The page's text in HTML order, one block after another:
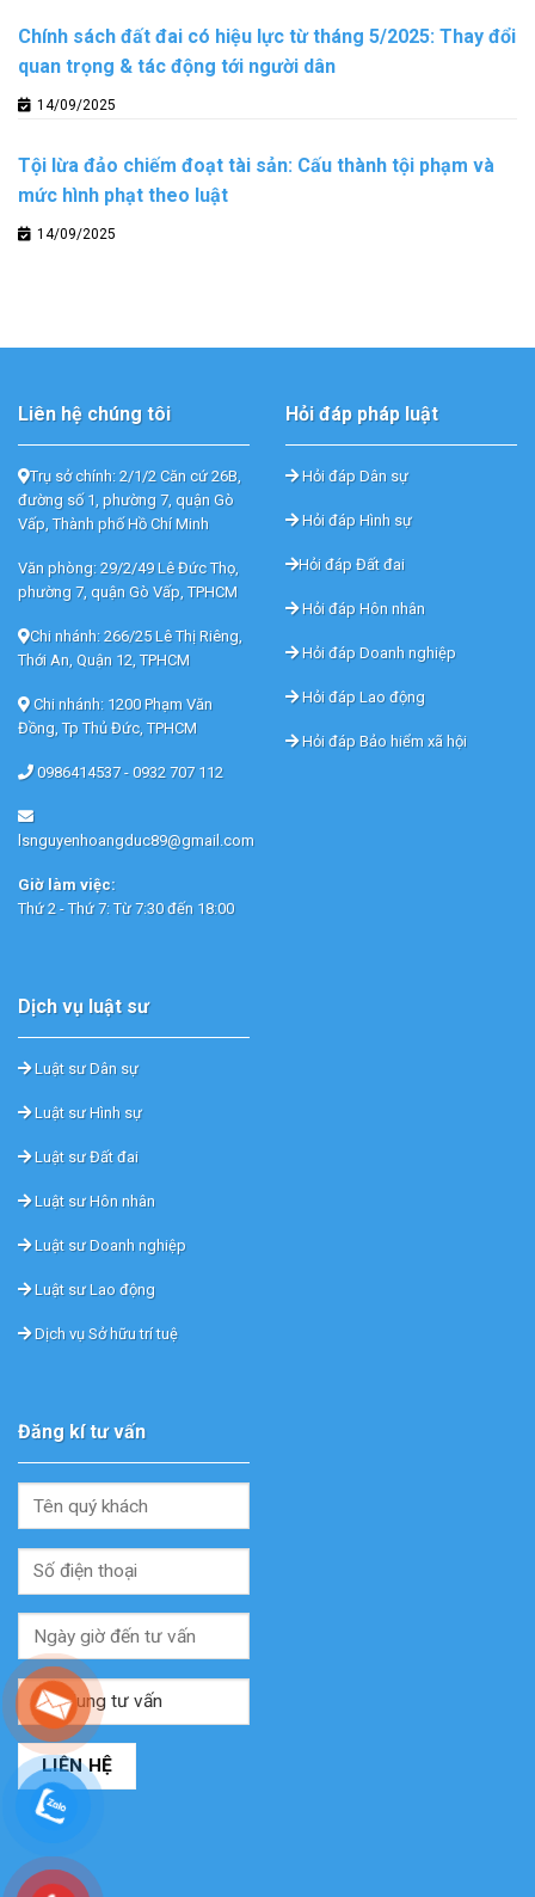
Chính sách đất đai có hiệu lực từ tháng 5/2025: Thay đổi
quan trọng & tác động tới người dân
14/09/2025
Tội lừa đảo chiếm đoạt tài sản: Cấu thành tội phạm và
mức hình phạt theo luật
14/09/2025
Liên hệ chúng tôi
Trụ sở chính: 2/1/2 Căn cứ 26B,
đường số 1, phường 7, quận Gò
Vấp, Thành phố Hồ Chí Minh
Văn phòng: 29/2/49 Lê Đức Thọ,
phường 7, quận Gò Vấp, TPHCM
Chi nhánh: 266/25 Lê Thị Riêng,
Thới An, Quận 12, TPHCM
Chi nhánh: 1200 Phạm Văn
Đồng, Tp Thủ Đức, TPHCM
0986414537 - 0932 707 112
lsnguyenhoangduc89@gmail.com
Giờ làm việc:
Thứ 2 - Thứ 7: Từ 7:30 đến 18:00
Dịch vụ luật sư
Luật sư Dân sự
Luật sư Hình sự
Luật sư Đất đai
Luật sư Hôn nhân
Luật sư Doanh nghiệp
Luật sư Lao động
Dịch vụ Sở hữu trí tuệ
Hỏi đáp pháp luật
Hỏi đáp Dân sự
Hỏi đáp Hình sự
Hỏi đáp Đất đai
Hỏi đáp Hôn nhân
Hỏi đáp Doanh nghiệp
Hỏi đáp Lao động
Hỏi đáp Bảo hiểm xã hội
Đăng kí tư vấn